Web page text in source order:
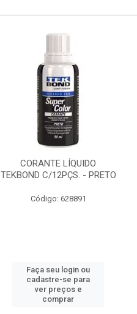
CORANTE LÍQUIDO
TEKBOND C/12PÇS. - PRETO
Código: 628891
Faça seu login ou
cadastre-se para
ver preços e
comprar